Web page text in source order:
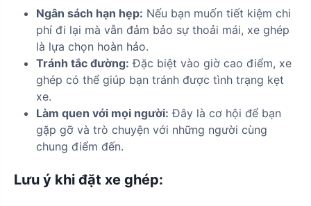
Ngân sách hạn hẹp: Nếu bạn muốn tiết kiệm chi
phí đi lại mà vẫn đảm bảo sự thoải mái, xe ghép
là lựa chọn hoàn hảo.
Tránh tắc đường: Đặc biệt vào giờ cao điểm, xe
ghép có thể giúp bạn tránh được tình trạng kẹt
xe.
Làm quen với mọi người: Đây là cơ hội để bạn
gặp gỡ và trò chuyện với những người cùng
chung điểm đến.
Lưu ý khi đặt xe ghép: